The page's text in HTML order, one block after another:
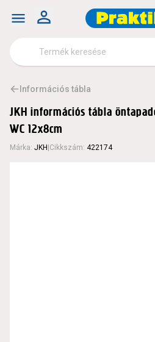
Információs tábla
JKH információs tábla
WC 12x8cm
Márka: JKH Cikkszám: 422174